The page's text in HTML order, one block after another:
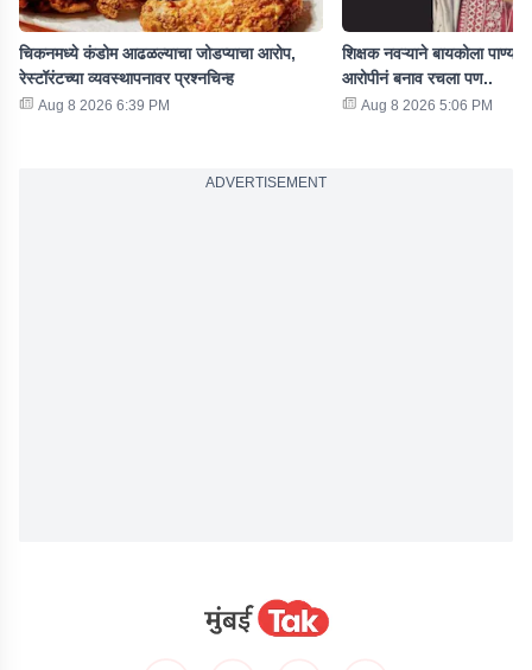
चिकनमध्ये कंडोम आढळल्याचा जोडप्याचा आरोप,
रेस्टॉरंटच्या व्यवस्थापनावर प्रश्नचिन्ह
Aug 8 2026 6:39 PM
शिक्षक नवऱ्याने बायकोला
आरोपीनं बनाव रचला पण..
Aug 8 2026 5:06 PM
ADVERTISEMENT